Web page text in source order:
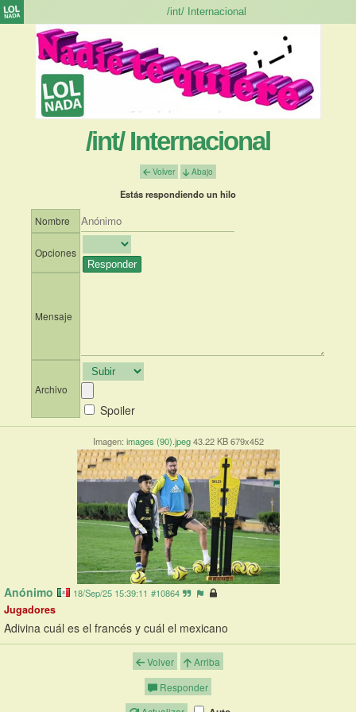
/int/ Internacional
Volver Abajo
Estás respondiendo un hilo
Nombre
Opciones
Mensaje
Archivo
Spoiler
Imagen: images (90).jpeg 43.22 KB 679x452
Anónimo 18/Sep/25 15:39:11 #10864
Jugadores
Adivina cuál es el francés y cuál el mexicano
Volver
Arriba
Responder